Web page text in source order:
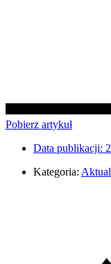
Pobierz artykuł
Data publikacji:
Kategoria: